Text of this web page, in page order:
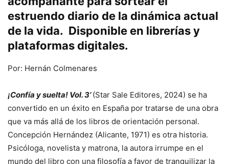
estruendo diario de la dinámica actual
de la vida. Disponible en librerías y
plataformas digitales.
Por: Hernán Colmenares
¡Confía y suelta! Vol. 3’(Star Sale Editores, 2024) se ha
convertido en un éxito en España por tratarse de una obra
que va más allá de los libros de orientación personal.
Concepción Hernández (Alicante, 1971) es otra historia.
Psicóloga, novelista y matrona, la autora irrumpe en el
mundo del libro con una filosofía a favor de tranquilizar la